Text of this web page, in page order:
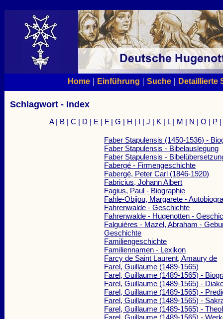
Home| Einführung | Suche| Detaillierte
Schlagwort - Index
A| B| C | D | E | F| G | H | I | J | K | L| M | N | O | P|
Faber Stapulensis (1450-1536) -
Faber Stapulensis - Bibelauslegung
Faber Stapulensis -
Fabergé - Firmengeschichte
Fabergé, Peter Carl (1846-1920)
Fabricius, Johann Albert
Fagius, Paul - Biographie
Fahle-Obijou, Margarete -
Fahrenwalde - Geschichte
Fahrenwalde - Hugenotten -
Falguières - Mazel, Abraham -
Geschichte
Familiengeschichte
Familiennamen - Lexikon
Farcy de Saint Laurent, Amaury de
Farel, Guillaume (1489-1565)
Farel, Guillaume (1489-1565) -
Farel, Guillaume (1489-1565) -
Farel, Guillaume (1489-1565) -
Farel, Guillaume (1489-1565) -
Farel, Guillaume (1489-1565) -
Farel, Guillaume (1489-1565) -